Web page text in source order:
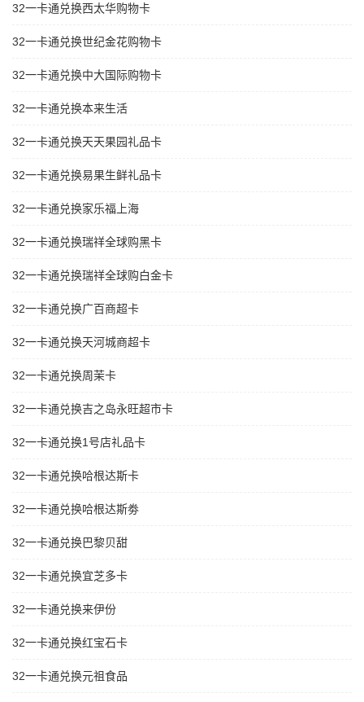
32一卡通兑换西太华购物卡
32一卡通兑换世纪金花购物卡
32一卡通兑换中大国际购物卡
32一卡通兑换本来生活
32一卡通兑换天天果园礼品卡
32一卡通兑换易果生鲜礼品卡
32一卡通兑换家乐福上海
32一卡通兑换瑞祥全球购黑卡
32一卡通兑换瑞祥全球购白金卡
32一卡通兑换广百商超卡
32一卡通兑换天河城商超卡
32一卡通兑换周茉卡
32一卡通兑换吉之岛永旺超市卡
32一卡通兑换1号店礼品卡
32一卡通兑换哈根达斯卡
32一卡通兑换哈根达斯劵
32一卡通兑换巴黎贝甜
32一卡通兑换宜芝多卡
32一卡通兑换来伊份
32一卡通兑换红宝石卡
32一卡通兑换元祖食品